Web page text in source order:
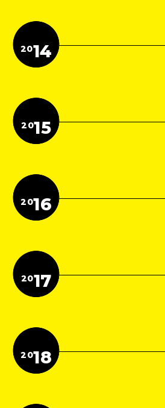
2014
2015
2016
2017
2018